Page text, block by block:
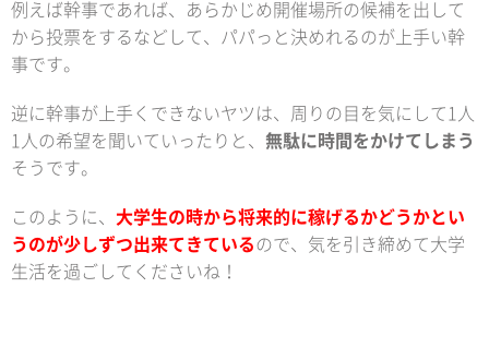
例えば幹事であれば、あらかじめ開催場所の候補を出して
から投票をするなどして、パパっと決めれるのが上手い幹
事です。
逆に幹事が上手くできないヤツは、周りの目を気にして1人
1人の希望を聞いていったりと、 無駄に時間をかけてしまう
そうです。
このように、 大学生の時から将来的に稼げるかどうかとい
うのが少しずつ出来てきているので、気を引き締めて大学
生活を過ごしてくださいね！